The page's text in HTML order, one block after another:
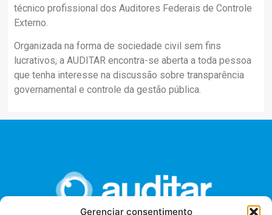
Gerenciar consentimento
técnico profissional dos Auditores Federais de Controle
Externo.
Organizada na forma de sociedade civil sem fins
lucrativos, a AUDITAR encontra-se aberta a toda pessoa
que tenha interesse na discussão sobre transparência
governamental e controle da gestão pública.